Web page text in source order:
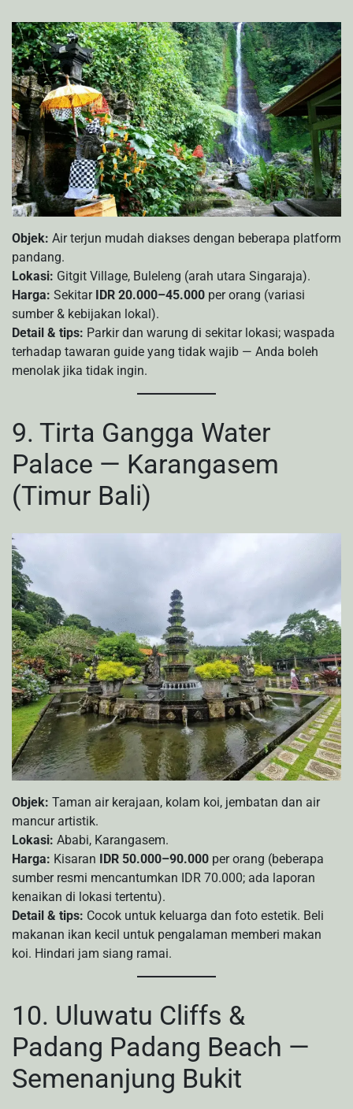
Objek: Air terjun mudah diakses dengan beberapa platform
pandang.
Lokasi: Gitgit Village, Buleleng (arah utara Singaraja).
Harga: Sekitar IDR 20.000–45.000 per orang (variasi
sumber & kebijakan lokal).
Detail & tips: Parkir dan warung di sekitar lokasi; waspada
terhadap tawaran guide yang tidak wajib — Anda boleh
menolak jika tidak ingin.
9. Tirta Gangga Water
Palace — Karangasem
(Timur Bali)
Objek: Taman air kerajaan, kolam koi, jembatan dan air
mancur artistik.
Lokasi: Ababi, Karangasem.
Harga: Kisaran IDR 50.000–90.000 per orang (beberapa
sumber resmi mencantumkan IDR 70.000; ada laporan
kenaikan di lokasi tertentu).
Detail & tips: Cocok untuk keluarga dan foto estetik. Beli
makanan ikan kecil untuk pengalaman memberi makan
koi. Hindari jam siang ramai.
10. Uluwatu Cliffs &
Padang Padang Beach —
Semenanjung Bukit